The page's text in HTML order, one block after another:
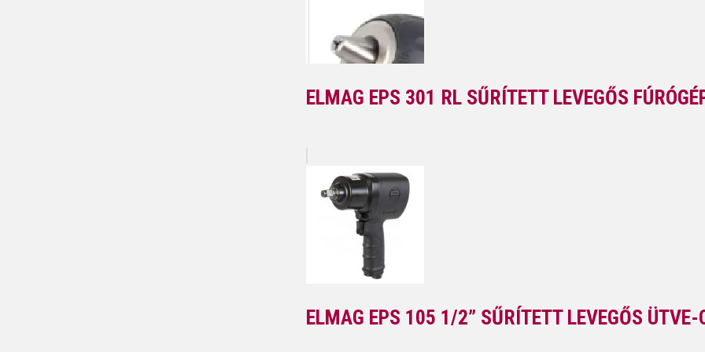
ELMAG EPS 301 RL SŰRÍTETT LEVEGŐS
ELMAG EPS 105 1/2” SŰRÍTETT LEVEGŐS ÜTVE-